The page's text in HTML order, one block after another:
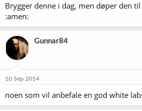
Brygger denne i dag, men døper den
:amen:
Gunnar84
10 Sep 2014
noen som vil anbefale en god white